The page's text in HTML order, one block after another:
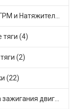
Ролики ГРМ и Натяжители (14)
тяги (4)
(2)
(22)
Система зажигания двигателя (5)